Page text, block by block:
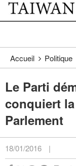
Passer au contenu
:::
Accueil Politique
Le Parti
conquiert
Parlement
18/01/2016 |